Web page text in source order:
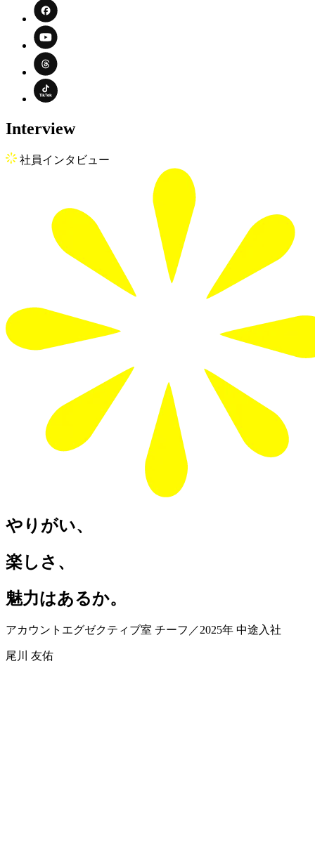
Interview
社員インタビュー
やりがい、
楽しさ、
魅力はあるか。
アカウントエグゼクティブ室 チーフ／2025年 中途入社
尾川 友佑